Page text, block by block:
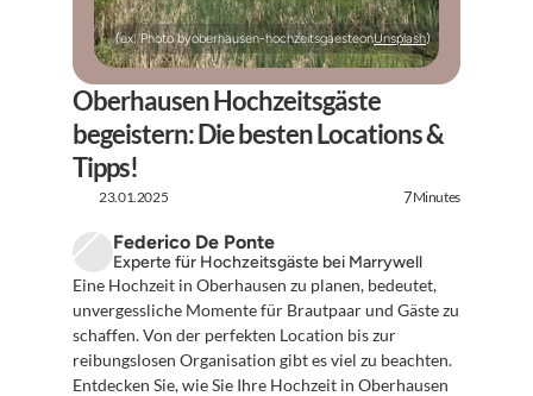
(ex: Photo byoberhausen-hochzeitsgaesteonUnsplash)
Oberhausen Hochzeitsgäste
begeistern: Die besten Locations &
Tipps!
23.01.2025 7Minutes
Federico De Ponte
Experte für Hochzeitsgäste bei Marrywell
Eine Hochzeit in Oberhausen zu planen, bedeutet,
unvergessliche Momente für Brautpaar und Gäste zu
schaffen. Von der perfekten Location bis zur
reibungslosen Organisation gibt es viel zu beachten.
Entdecken Sie, wie Sie Ihre Hochzeit in Oberhausen